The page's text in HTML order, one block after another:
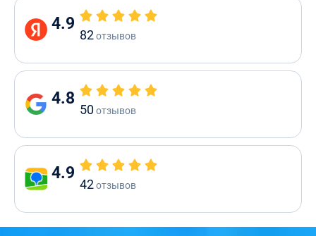
4.9
82отзывов
4.8
50отзывов
4.9
42отзывов